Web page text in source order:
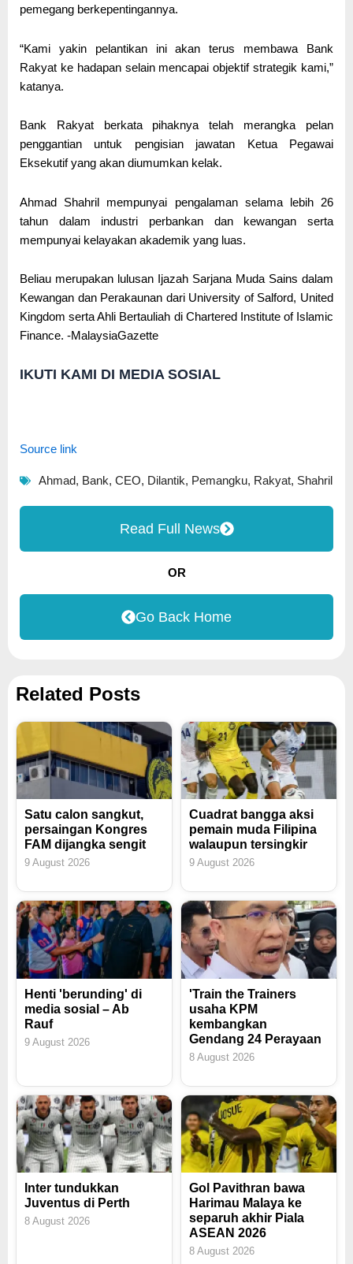
pemegang berkepentingannya.
“Kami yakin pelantikan ini akan terus membawa Bank
Rakyat ke hadapan selain mencapai objektif strategik kami,”
katanya.
Bank Rakyat berkata pihaknya telah merangka pelan
penggantian untuk pengisian jawatan Ketua Pegawai
Eksekutif yang akan diumumkan kelak.
Ahmad Shahril mempunyai pengalaman selama lebih 26
tahun dalam industri perbankan dan kewangan serta
mempunyai kelayakan akademik yang luas.
Beliau merupakan lulusan Ijazah Sarjana Muda Sains dalam
Kewangan dan Perakaunan dari University of Salford, United
Kingdom serta Ahli Bertauliah di Chartered Institute of Islamic
Finance. -MalaysiaGazette
IKUTI KAMI DI MEDIA SOSIAL
Source link
Ahmad, Bank, CEO, Dilantik, Pemangku, Rakyat, Shahril
Read Full News
OR
Go Back Home
Related Posts
Satu calon sangkut,
persaingan Kongres
FAM dijangka sengit
9 August 2026
Cuadrat bangga aksi
pemain muda Filipina
walaupun tersingkir
9 August 2026
Henti 'berunding' di
media sosial – Ab
Rauf
9 August 2026
'Train the Trainers
usaha KPM
kembangkan
Gendang 24 Perayaan
8 August 2026
Inter tundukkan
Juventus di Perth
8 August 2026
Gol Pavithran bawa
Harimau Malaya ke
separuh akhir Piala
ASEAN 2026
8 August 2026